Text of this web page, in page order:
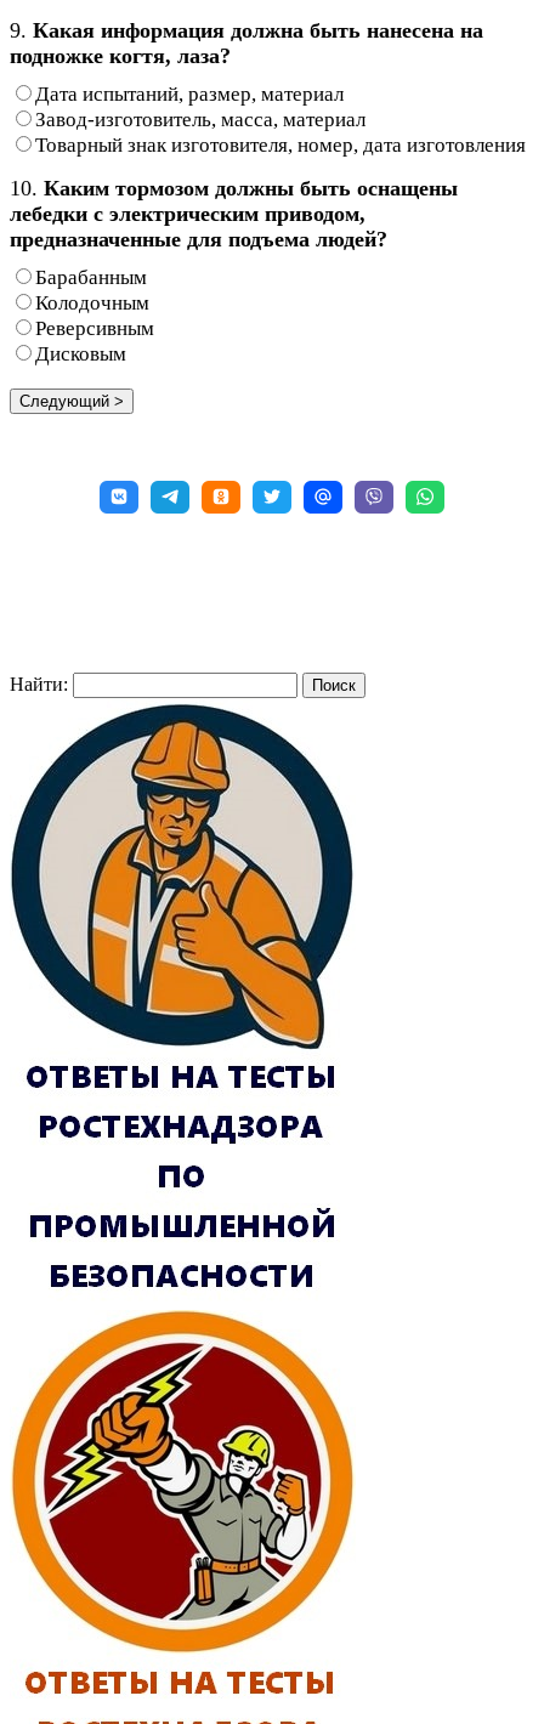
9. Какая информация должна быть нанесена на
подножке когтя, лаза?
Дата испытаний, размер, материал
Завод-изготовитель, масса, материал
Товарный знак изготовителя, номер, дата изготовления
10. Каким тормозом должны быть оснащены
лебедки с электрическим приводом,
предназначенные для подъема людей?
Барабанным
Колодочным
Реверсивным
Дисковым
Найти: